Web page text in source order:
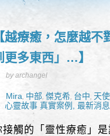
越療癒，怎麼越
更多東西」…】
by archangel
Mira, 中部, 傑克希, 台中, 天
心靈故事 真實案例, 最新消息,
接觸的「靈性療癒」